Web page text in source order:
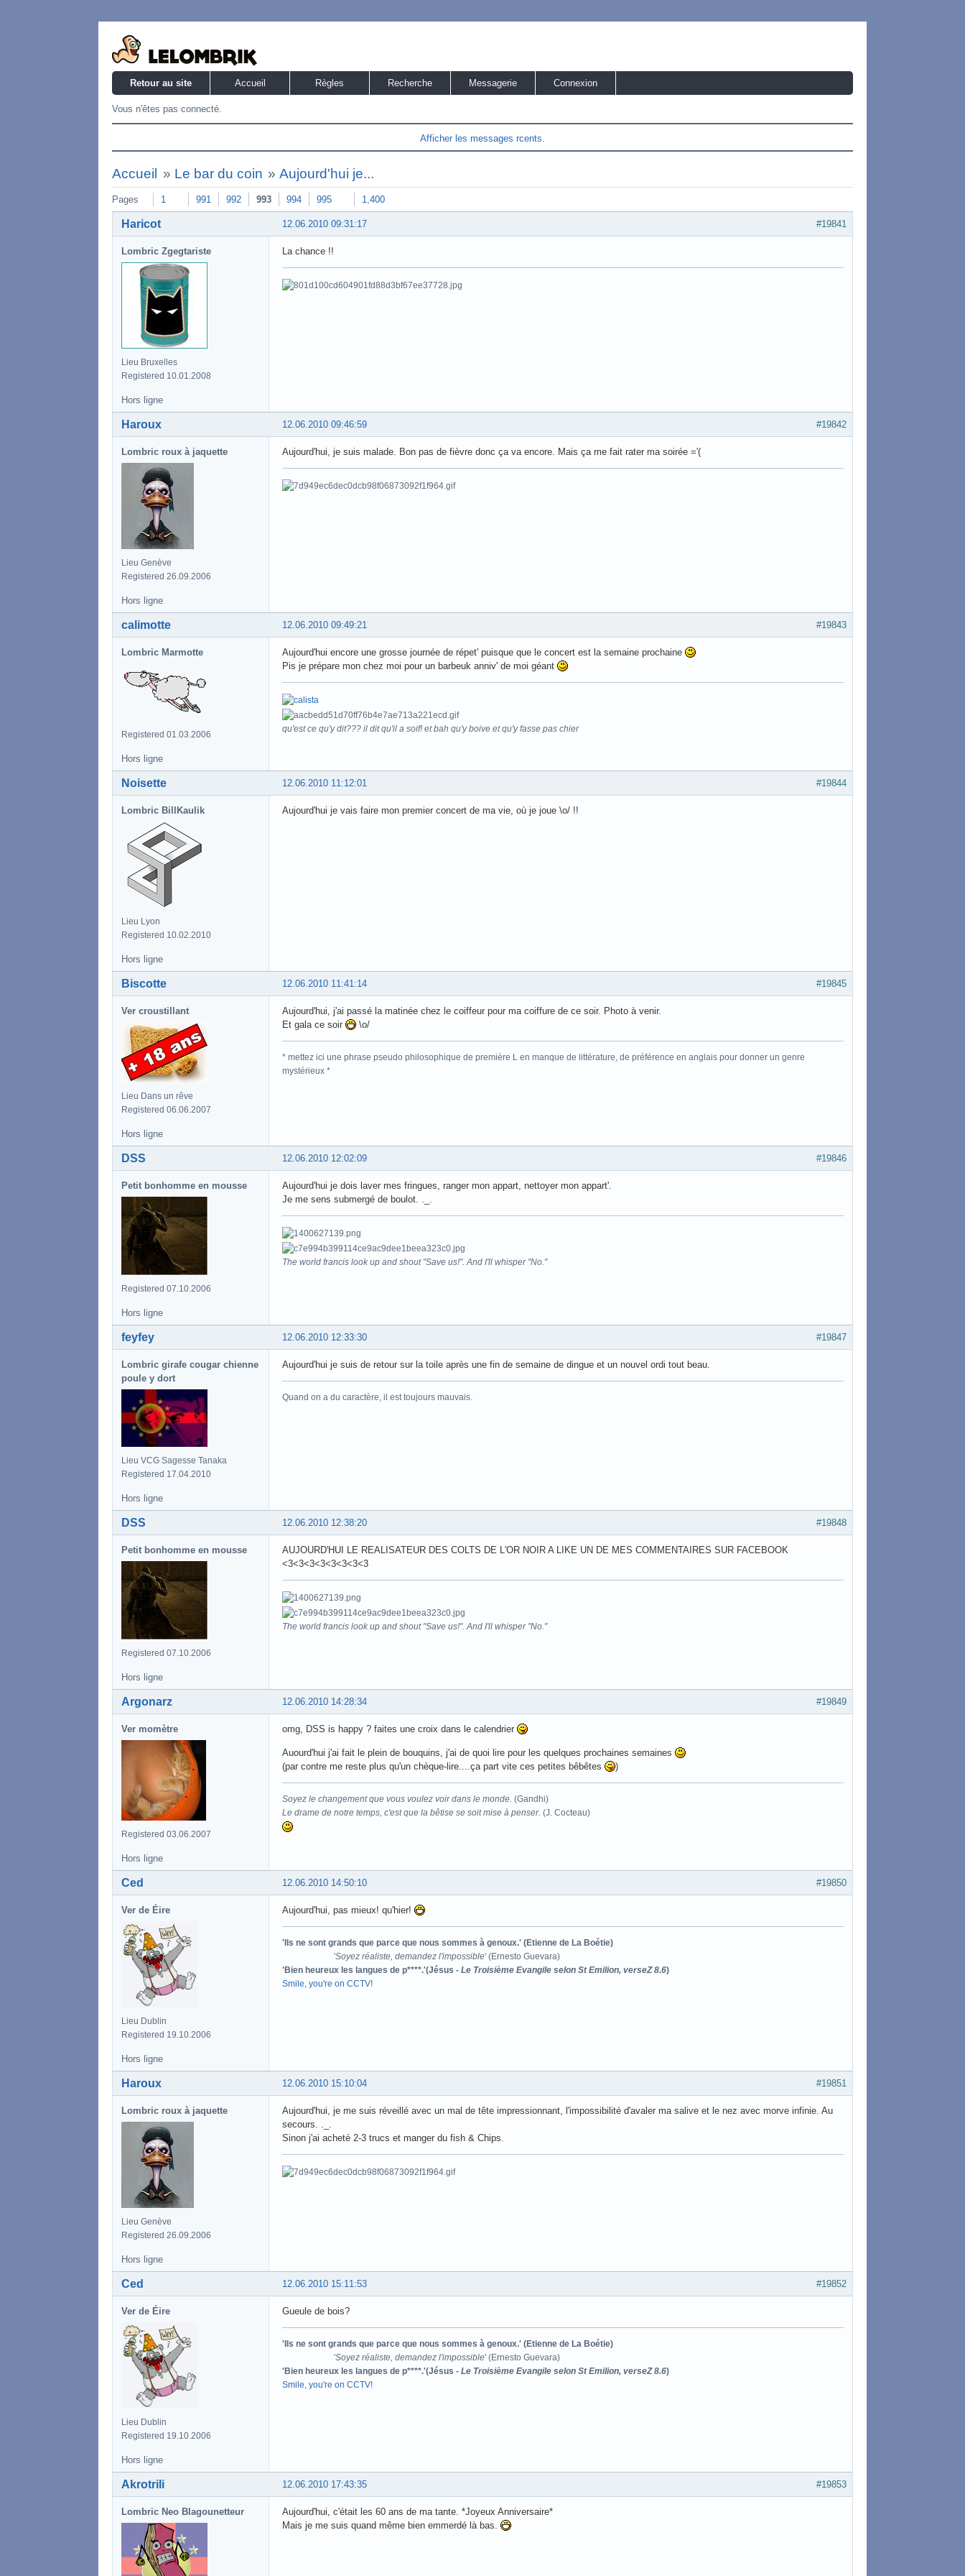
Retour au site Accueil Règles Recherche Messagerie Connexion
Vous n'êtes pas connecté.
Afficher les messages rcents.
Accueil » Le bar du coin »Aujourd'hui je...
Pages 1 991 992 993 994 995 1,400
#19841
12.06.2010 09:31:17
Haricot
Lombric Zgegtariste
Lieu Bruxelles
Registered 10.01.2008
La chance !!
Hors ligne
#19842
12.06.2010 09:46:59
Haroux
Lombric roux à jaquette
Lieu Genève
Registered 26.09.2006
Aujourd'hui, je suis malade. Bon pas de fièvre donc ça va encore. Mais ça me fait rater ma soirée ='(
Hors ligne
#19843
12.06.2010 09:49:21
calimotte
Lombric Marmotte
Registered 01.03.2006
Aujourd'hui encore une grosse journée de répet' puisque que le concert est la semaine prochaine
Pis je prépare mon chez moi pour un barbeuk anniv' de moi géant
qu'est ce qu'y dit??? il dit qu'il a soif! et bah qu'y boive et qu'y fasse pas chier
Hors ligne
#19844
12.06.2010 11:12:01
Noisette
Lombric BillKaulik
Lieu Lyon
Registered 10.02.2010
Aujourd'hui je vais faire mon premier concert de ma vie, où je joue \o/ !!
Hors ligne
#19845
12.06.2010 11:41:14
Biscotte
Ver croustillant
Lieu Dans un rêve
Registered 06.06.2007
Aujourd'hui, j'ai passé la matinée chez le coiffeur pour ma coiffure de ce soir. Photo à venir.
Et gala ce soir
\o/
* mettez ici une phrase pseudo philosophique de première L en manque de littérature, de préférence en anglais pour donner un genre
mystérieux *
Hors ligne
#19846
12.06.2010 12:02:09
DSS
Petit bonhomme en mousse
Registered 07.10.2006
Aujourd'hui je dois laver mes fringues, ranger mon appart, nettoyer mon appart'.
Je me sens submergé de boulot. ._.
The world francis look up and shout "Save us!". And I'll whisper "No."
Hors ligne
#19847
12.06.2010 12:33:30
feyfey
Lombric girafe cougar chienne
poule y dort
Lieu VCG Sagesse Tanaka
Registered 17.04.2010
Aujourd'hui je suis de retour sur la toile après une fin de semaine de dingue et un nouvel ordi tout beau.
Quand on a du caractère, il est toujours mauvais.
Hors ligne
#19848
12.06.2010 12:38:20
DSS
Petit bonhomme en mousse
Registered 07.10.2006
AUJOURD'HUI LE REALISATEUR DES COLTS DE L'OR NOIR A LIKE UN DE MES COMMENTAIRES SUR FACEBOOK
<3<3<3<3<3<3<3<3
The world francis look up and shout "Save us!". And I'll whisper "No."
Hors ligne
#19849
12.06.2010 14:28:34
Argonarz
Ver momètre
Registered 03.06.2007
omg, DSS is happy ? faites une croix dans le calendrier
Auourd'hui j'ai fait le plein de bouquins, j'ai de quoi lire pour les quelques prochaines semaines
(par contre me reste plus qu'un chèque-lire....ça part vite ces petites bêbêtes
)
Soyez le changement que vous voulez voir dans le monde. (Gandhi)
Le drame de notre temps, c'est que la bêtise se soit mise à penser. (J. Cocteau)
Hors ligne
#19850
12.06.2010 14:50:10
Ced
Ver de Éire
Lieu Dublin
Registered 19.10.2006
Aujourd'hui, pas mieux! qu'hier!
'Ils ne sont grands que parce que nous sommes à genoux.' (Etienne de La Boétie)
'Soyez réaliste, demandez l'impossible' (Ernesto Guevara)
'Bien heureux les langues de p****.'(Jésus - Le Troisième Evangile selon St Emilion, verseZ 8.6)
Smile, you're on CCTV!
Hors ligne
#19851
12.06.2010 15:10:04
Haroux
Lombric roux à jaquette
Lieu Genève
Registered 26.09.2006
Aujourd'hui, je me suis réveillé avec un mal de tête impressionnant, l'impossibilité d'avaler ma salive et le nez avec morve infinie. Au
secours. ._.
Sinon j'ai acheté 2-3 trucs et manger du fish & Chips.
Hors ligne
#19852
12.06.2010 15:11:53
Ced
Ver de Éire
Lieu Dublin
Registered 19.10.2006
Gueule de bois?
'Ils ne sont grands que parce que nous sommes à genoux.' (Etienne de La Boétie)
'Soyez réaliste, demandez l'impossible' (Ernesto Guevara)
'Bien heureux les langues de p****.'(Jésus - Le Troisième Evangile selon St Emilion, verseZ 8.6)
Smile, you're on CCTV!
Hors ligne
#19853
12.06.2010 17:43:35
Akrotrili
Lombric Neo Blagounetteur
Aujourd'hui, c'était les 60 ans de ma tante. *Joyeux Anniversaire*
Mais je me suis quand même bien emmerdé là bas.